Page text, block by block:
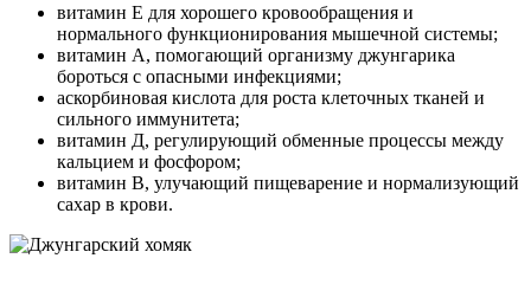
витамин Е для хорошего кровообращения и
нормального функционирования мышечной системы;
витамин А, помогающий организму джунгарика
бороться с опасными инфекциями;
аскорбиновая кислота для роста клеточных тканей и
сильного иммунитета;
витамин Д, регулирующий обменные процессы между
кальцием и фосфором;
витамин В, улучающий пищеварение и нормализующий
сахар в крови.